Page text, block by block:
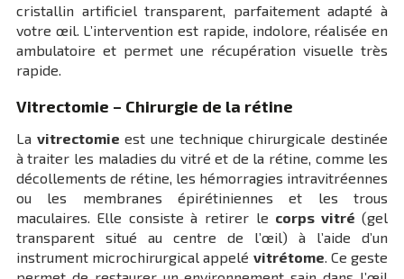
cristallin artificiel transparent, parfaitement adapté à
votre œil. L’intervention est rapide, indolore, réalisée en
ambulatoire et permet une récupération visuelle très
rapide.
Vitrectomie – Chirurgie de la rétine
La vitrectomie est une technique chirurgicale destinée
à traiter les maladies du vitré et de la rétine, comme les
décollements de rétine, les hémorragies intravitréennes
ou les membranes épirétiniennes et les trous
maculaires. Elle consiste à retirer le corps vitré (gel
transparent situé au centre de l’œil) à l’aide d’un
instrument microchirurgical appelé vitrétome . Ce geste